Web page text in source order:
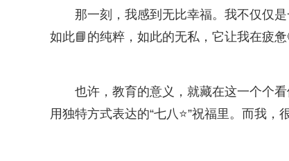
那一刻，我感到无比幸福。我不仅仅
如此📘的纯粹，如此的无私，它让我在疲
也许，教育的意义，就藏在这一个个
用独特方式表达的“七八⭐”祝福里。而我